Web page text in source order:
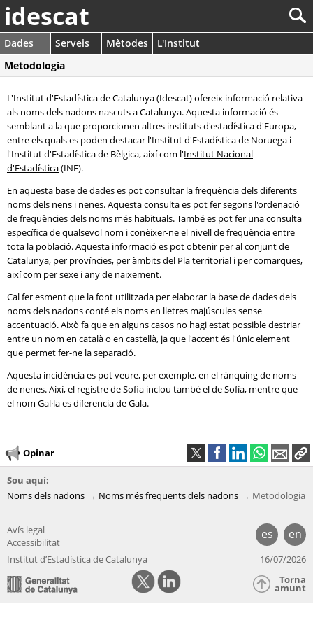
idescat
Dades Serveis Mètodes
L'Institut
Metodologia
L'Institut d'Estadística de Catalunya (Idescat) ofereix informació relativa
als noms dels nadons nascuts a Catalunya. Aquesta informació és
semblant a la que proporcionen altres instituts d'estadística d'Europa,
entre els quals es poden destacar l'Institut d'Estadística de Noruega i
l'Institut d'Estadística de Bèlgica, així com l'Institut Nacional
d'Estadística(INE).
En aquesta base de dades es pot consultar la freqüència dels diferents
noms dels nens i nenes. Aquesta consulta es pot fer segons l'ordenació
de freqüències dels noms més habituals. També es pot fer una consulta
específica de qualsevol nom i conèixer-ne el nivell de freqüència entre
tota la població. Aquesta informació es pot obtenir per al conjunt de
Catalunya, per províncies, per àmbits del Pla territorial i per comarques,
així com per sexe i any de naixement.
Cal fer esment que la font utilitzada per elaborar la base de dades dels
noms dels nadons conté els noms en lletres majúscules sense
accentuació. Això fa que en alguns casos no hagi estat possible destriar
entre un nom en català o en castellà, ja que l'accent és l'únic element
que permet fer-ne la separació.
Aquesta incidència es pot veure, per exemple, en el rànquing de noms
de nenes. Així, el registre de Sofia inclou també el de Sofía, mentre que
el nom Gal·la es diferencia de Gala.
Opinar
Sou aquí:
Noms dels nadons
Noms més freqüents dels nadons Metodologia
es en
Avís legal
Accessibilitat
Institut d’Estadística de Catalunya
16/07/2026
Torna
amunt